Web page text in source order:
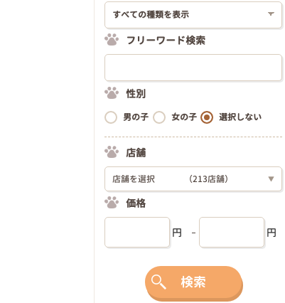
フリーワード検索
性別
男の子 女の子 選択しない
店舗
店舗を選択 （213店舗） ▼
価格
円 円
検索